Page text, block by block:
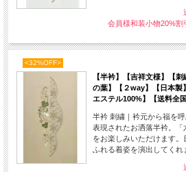
衿元から福を呼ぶ。吉祥文様を刺繍によ
「六瓢箪」と「麻の葉」の2通りをお楽し
日本製の確かなお品が個性あふれる着姿
会員様和装小物20%
<32%OFF>
【半衿】【吉祥文様】【
の葉】【２way】【日本製
エステル100%】【送料全
半衿 刺繍｜衿元から福を
表現されたお洒落半衿。「
をお楽しみいただけます
ふれる着姿を演出してくれ